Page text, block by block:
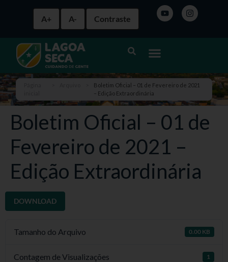
A+ A- Contraste
Boletim Oficial – 01 de Fevereiro de 2021
– Edição Extraordinária
Boletim Oficial – 01 de
Fevereiro de 2021 –
Edição Extraordinária
DOWNLOAD
Tamanho do Arquivo 0.00 KB
Contagem de Visualizações 1